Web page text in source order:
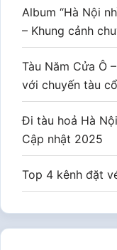
Album “Hà Nội
– Khung cảnh
Tàu Năm Cửa Ô
với chuyến tàu
Đi tàu hoả Hà
Cập nhật 2025
Top 4 kênh đặt